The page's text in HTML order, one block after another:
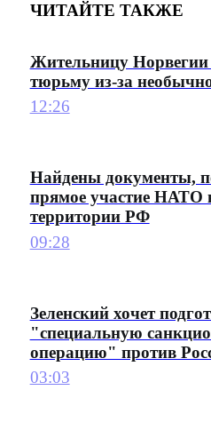
ЧИТАЙТЕ ТАКЖЕ
Жительницу Норвегии
тюрьму из-за
12:26
Найдены документы,
прямое участие НАТО
территории РФ
09:28
Зеленский хочет
"специальную
операцию" против
03:03